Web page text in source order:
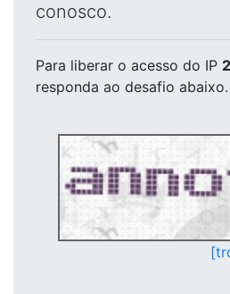
conosco.
Para liberar o acesso do IP
responda ao desafio abaixo.